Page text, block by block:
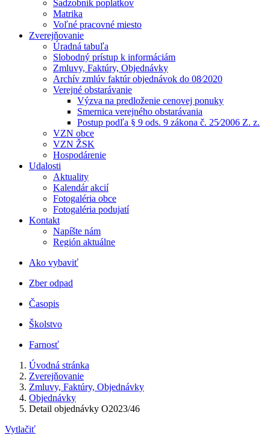
Sadzobník poplatkov
Matrika
Voľné pracovné miesto
Zverejňovanie
Úradná tabuľa
Slobodný prístup k informáciám
Zmluvy, Faktúry, Objednávky
Archív zmlúv faktúr objednávok do 08⁄2020
Verejné obstarávanie
Výzva na predloženie cenovej ponuky
Smernica verejného obstarávania
Postup podľa § 9 ods. 9 zákona č. 25⁄2006 Z. z.
VZN obce
VZN ŽSK
Hospodárenie
Udalosti
Aktuality
Kalendár akcií
Fotogaléria obce
Fotogaléria podujatí
Kontakt
Napíšte nám
Región aktuálne
Ako vybaviť
Zber odpad
Časopis
Školstvo
Farnosť
Úvodná stránka
Zverejňovanie
Zmluvy, Faktúry, Objednávky
Objednávky
Detail objednávky O2023/46
Vytlačiť